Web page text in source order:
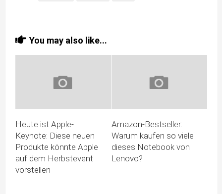
You may also like...
Heute ist Apple-
Keynote: Diese neuen
Produkte könnte Apple
auf dem Herbstevent
vorstellen
Amazon-Bestseller:
Warum kaufen so viele
dieses Notebook von
Lenovo?